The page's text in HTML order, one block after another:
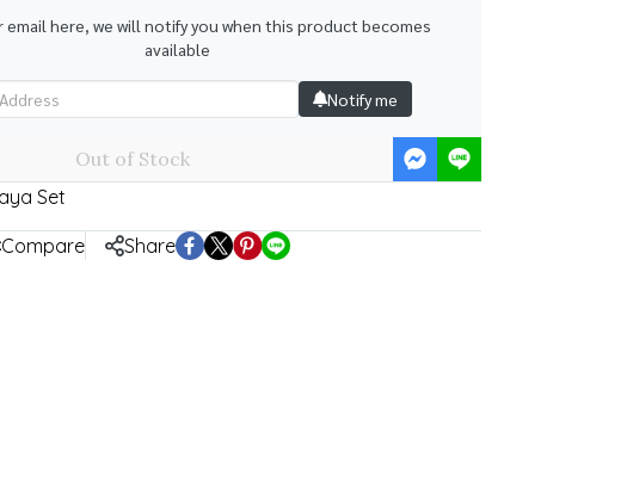
email here, we will notify you when this product becomes
available
Notify me
Out of Stock
Set
Compare Share